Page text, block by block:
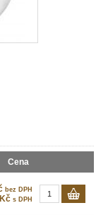
Cena
bez DPH
s DPH